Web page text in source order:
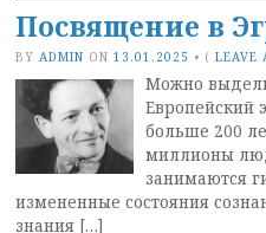
Посвящение в
BY ADMIN ON 13.01.2025 • (LEAVE
Можно
Европейский
больше 200
миллионы
занимаются
измененные состояния
знания […]